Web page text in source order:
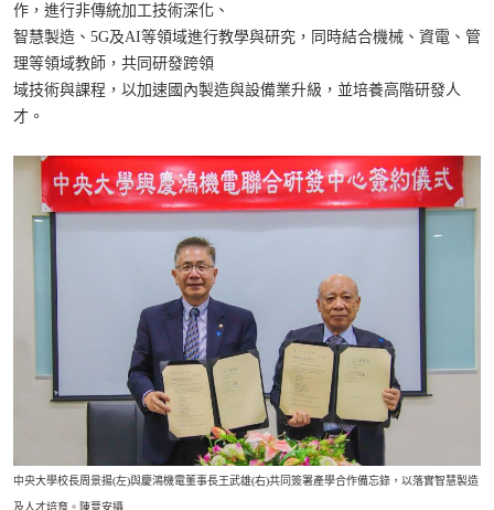
作，進行非傳統加工技術深化、
智慧製造、5G及AI等領域進行教學與研究，同時結合機械、資電、管
理等領域教師，共同研發跨領
域技術與課程，以加速國內製造與設備業升級，並培養高階研發人
才。
中央大學校長周景揚(左)與慶鴻機電董事長王武雄(右)共同簽署產學合作備忘錄，以落實智慧製造
及人才培育。陳薏安攝